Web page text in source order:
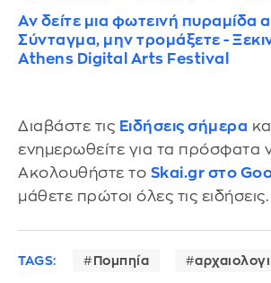
Αν δείτε μια φωτεινή πυραμίδα
Σύνταγμα, μην τρομάξετε -
Athens Digital Arts Festival
Διαβάστε τις Ειδήσεις σήμερα
ενημερωθείτε για τα πρόσφατα
Ακολουθήστε το Skai.gr στο
μάθετε πρώτοι όλες τις ειδήσεις.
TAGS: Πομπηία